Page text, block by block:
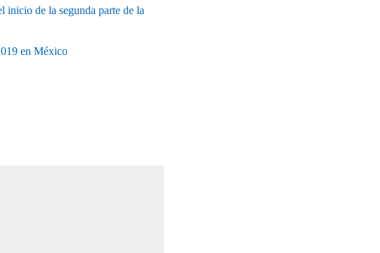
inicio de la segunda parte de la
en México